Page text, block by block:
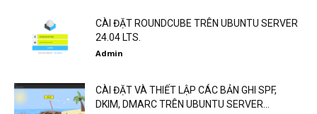
CÀI ĐẶT ROUNDCUBE TRÊN UBUNTU SERVER
24.04 LTS.
Admin
CÀI ĐẶT VÀ THIẾT LẬP CÁC BẢN GHI SPF,
DKIM, DMARC TRÊN UBUNTU SERVER...